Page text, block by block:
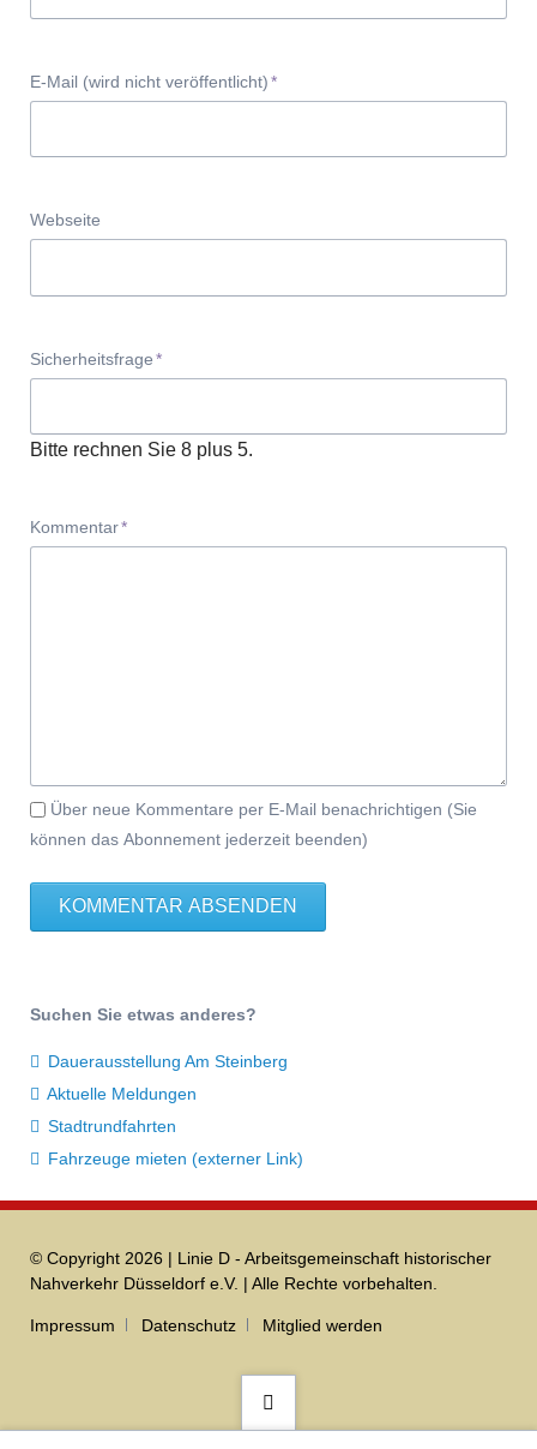
Pflichtfeld
E-Mail (wird nicht veröffentlicht)*
Webseite
Pflichtfeld
Sicherheitsfrage*
Bitte rechnen Sie 8 plus 5.
Pflichtfeld
Kommentar*
Über neue Kommentare per E-Mail benachrichtigen (Sie
können das Abonnement jederzeit beenden)
KOMMENTAR ABSENDEN
Suchen Sie etwas anderes?
Dauerausstellung Am Steinberg
Aktuelle Meldungen
Stadtrundfahrten
Fahrzeuge mieten (externer Link)
© Copyright 2026 | Linie D - Arbeitsgemeinschaft historischer
Nahverkehr Düsseldorf e.V. | Alle Rechte vorbehalten.
Navigation
Impressum Datenschutz Mitglied werden